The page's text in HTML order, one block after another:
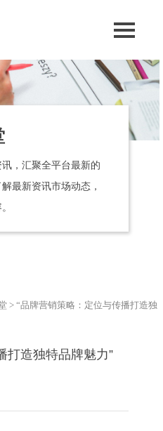
，汇聚全平台最新的
最新资讯市场动态，
> “品牌营销策略：定位与传播打造独
打造独特品牌魅力”